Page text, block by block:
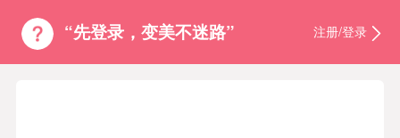
“先登录，变美不迷路” 注册/登录